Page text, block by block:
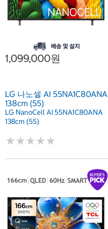
1,099,000원
LG 나노셀 AI 55NA1C80ANA
138cm (55)
LG NanoCell AI 55NA1C80ANA
138cm (55)
★★★★★
★★★★★